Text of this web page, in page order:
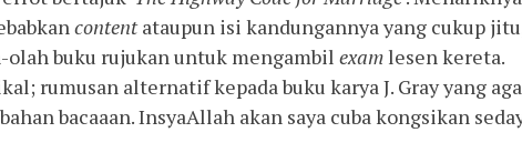
contentataupun isi kandungannya yang cukup
olah buku rujukan untuk mengambil examlesen kereta.
rumusan alternatif kepada buku karya J. Gray yang
bacaaan. InsyaAllah akan saya cuba kongsikan